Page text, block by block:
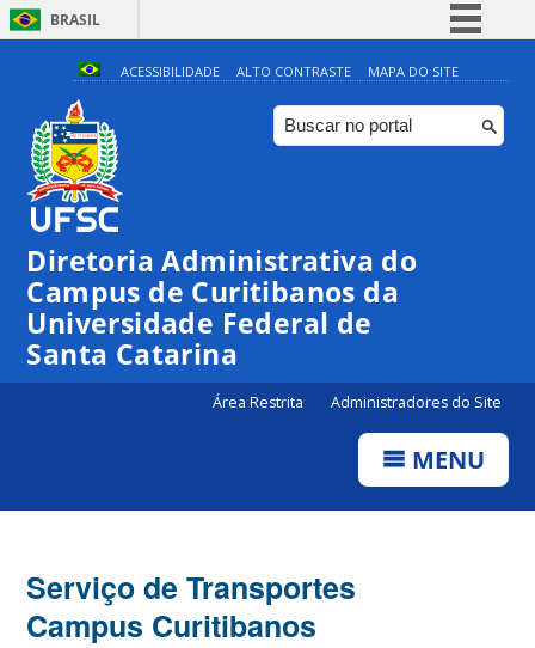
BRASIL
Simplifique!
Comunica BR
Participe
Canais
ACESSIBILIDADE ALTO CONTRASTE MAPA DO SITE
Diretoria Administrativa do
Campus de Curitibanos da
Universidade Federal de
Santa Catarina
Área Restrita Administradores do Site
MENU
Serviço de Transportes
Campus Curitibanos